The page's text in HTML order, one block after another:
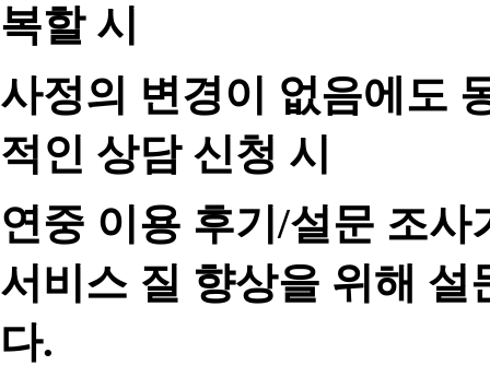
복할 시
사정의 변경이 없음에도
적인 상담 신청 시
연중 이용 후기/설문 조
서비스 질 향상을 위해
다.